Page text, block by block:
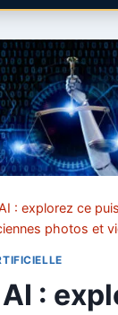
: explorez ce
photos et
: